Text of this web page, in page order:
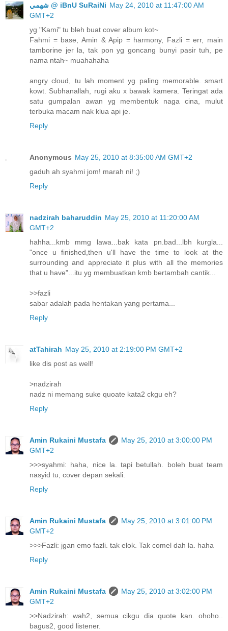
ﺷﻬﻤﻲ @ iBnU SuRaiNi May 24, 2010 at 11:47:00 AM
GMT+2
yg "Kami" tu bleh buat cover album kot~
Fahmi = base, Amin & Apip = harmony, Fazli = err, main
tamborine jer la, tak pon yg goncang bunyi pasir tuh, pe
nama ntah~ muahahaha
angry cloud, tu lah moment yg paling memorable. smart
kowt. Subhanallah, rugi aku x bawak kamera. Teringat ada
satu gumpalan awan yg membentuk naga cina, mulut
terbuka macam nak klua api je.
Reply
Anonymous May 25, 2010 at 8:35:00 AM GMT+2
gaduh ah syahmi jom! marah ni! ;)
Reply
nadzirah baharuddin May 25, 2010 at 11:20:00 AM
GMT+2
hahha...kmb mmg lawa...bak kata pn.bad...lbh kurgla...
"once u finished,then u'll have the time to look at the
surrounding and appreciate it plus with all the memories
that u have"...itu yg membuatkan kmb bertambah cantik...
>>fazli
sabar adalah pada hentakan yang pertama...
Reply
atTahirah May 25, 2010 at 2:19:00 PM GMT+2
like dis post as well!
>nadzirah
nadz ni memang suke quoate kata2 ckgu eh?
Reply
Amin Rukaini Mustafa
May 25, 2010 at 3:00:00 PM
GMT+2
>>>syahmi: haha, nice la. tapi betullah. boleh buat team
nasyid tu, cover depan sekali.
Reply
Amin Rukaini Mustafa
May 25, 2010 at 3:01:00 PM
GMT+2
>>>Fazli: jgan emo fazli. tak elok. Tak comel dah la. haha
Reply
Amin Rukaini Mustafa
May 25, 2010 at 3:02:00 PM
GMT+2
>>Nadzirah: wah2, semua cikgu dia quote kan. ohoho..
bagus2, good listener.